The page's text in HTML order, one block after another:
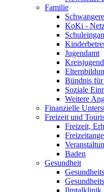
Familie
KoKi -
Jugendamt
Bündnis
Soziale
Weitere
Finanzielle
Freizeit und
Freizeit,
Baden
Gesundheit
Ilmtalklinik